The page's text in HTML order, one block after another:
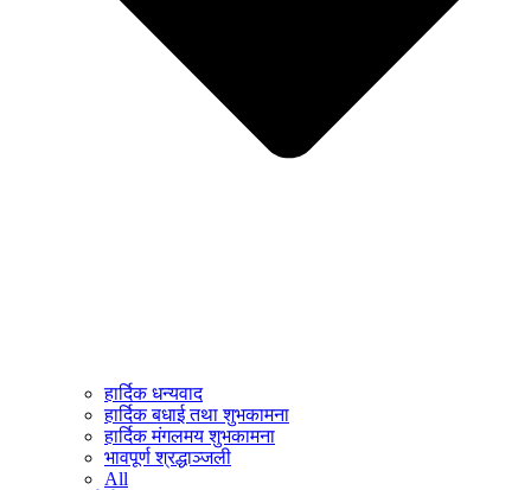
हार्दिक धन्यवाद
हार्दिक बधाई तथा शुभकामना
हार्दिक मंगलमय शुभकामना
भावपूर्ण श्रद्धाञ्जली
All